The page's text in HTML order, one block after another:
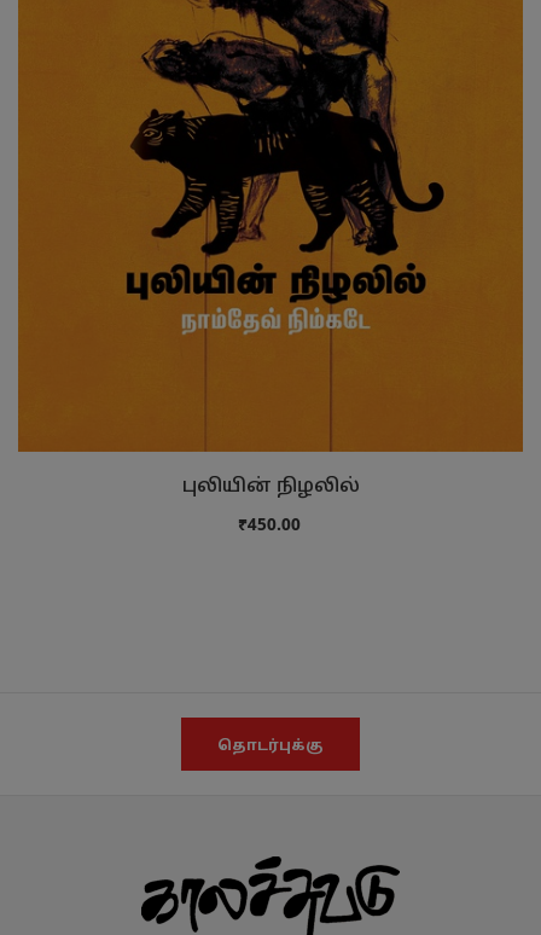
புலியின் நிழலில்
₹450.00
தொடர்புக்கு